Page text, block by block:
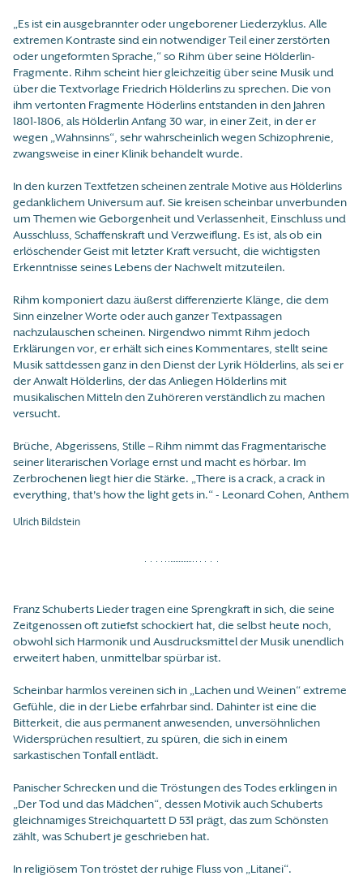
„Es ist ein ausgebrannter oder ungeborener Liederzyklus. Alle
extremen Kontraste sind ein notwendiger Teil einer zerstörten
oder ungeformten Sprache,“ so Rihm über seine Hölderlin-
Fragmente. Rihm scheint hier gleichzeitig über seine Musik und
über die Textvorlage Friedrich Hölderlins zu sprechen. Die von
ihm vertonten Fragmente Höderlins entstanden in den Jahren
1801-1806, als Hölderlin Anfang 30 war, in einer Zeit, in der er
wegen „Wahnsinns“, sehr wahrscheinlich wegen Schizophrenie,
zwangsweise in einer Klinik behandelt wurde.
In den kurzen Textfetzen scheinen zentrale Motive aus Hölderlins
gedanklichem Universum auf. Sie kreisen scheinbar unverbunden
um Themen wie Geborgenheit und Verlassenheit, Einschluss und
Ausschluss, Schaffenskraft und Verzweiflung. Es ist, als ob ein
erlöschender Geist mit letzter Kraft versucht, die wichtigsten
Erkenntnisse seines Lebens der Nachwelt mitzuteilen.
Rihm komponiert dazu äußerst differenzierte Klänge, die dem
Sinn einzelner Worte oder auch ganzer Textpassagen
nachzulauschen scheinen. Nirgendwo nimmt Rihm jedoch
Erklärungen vor, er erhält sich eines Kommentares, stellt seine
Musik sattdessen ganz in den Dienst der Lyrik Hölderlins, als sei er
der Anwalt Hölderlins, der das Anliegen Hölderlins mit
musikalischen Mitteln den Zuhöreren verständlich zu machen
versucht.
Brüche, Abgerissens, Stille – Rihm nimmt das Fragmentarische
seiner literarischen Vorlage ernst und macht es hörbar. Im
Zerbrochenen liegt hier die Stärke. „There is a crack, a crack in
everything, that's how the light gets in.“ - Leonard Cohen, Anthem
Ulrich Bildstein
Franz Schuberts Lieder tragen eine Sprengkraft in sich, die seine
Zeitgenossen oft zutiefst schockiert hat, die selbst heute noch,
obwohl sich Harmonik und Ausdrucksmittel der Musik unendlich
erweitert haben, unmittelbar spürbar ist.
Scheinbar harmlos vereinen sich in „Lachen und Weinen“ extreme
Gefühle, die in der Liebe erfahrbar sind. Dahinter ist eine die
Bitterkeit, die aus permanent anwesenden, unversöhnlichen
Widersprüchen resultiert, zu spüren, die sich in einem
sarkastischen Tonfall entlädt.
Panischer Schrecken und die Tröstungen des Todes erklingen in
„Der Tod und das Mädchen“, dessen Motivik auch Schuberts
gleichnamiges Streichquartett D 531 prägt, das zum Schönsten
zählt, was Schubert je geschrieben hat.
In religiösem Ton tröstet der ruhige Fluss von „Litanei“.